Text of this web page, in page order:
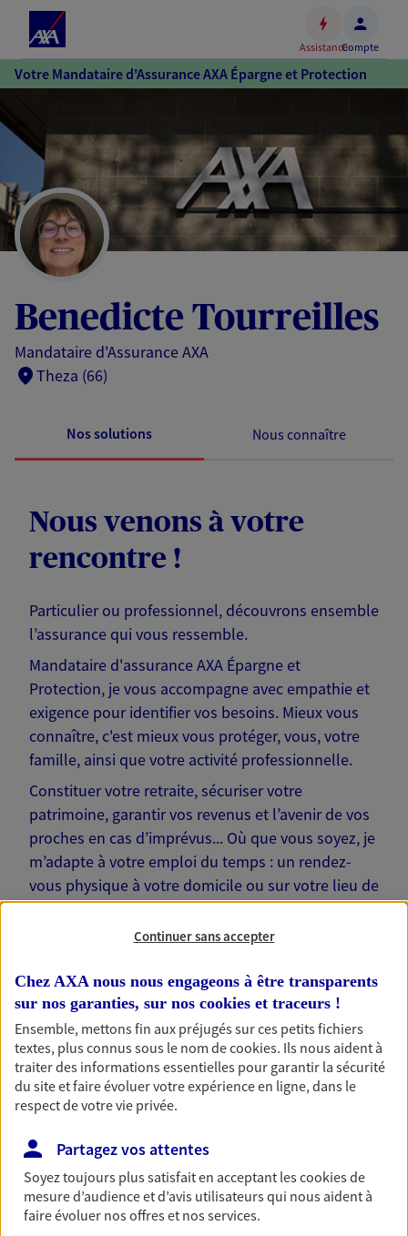
Accéder
au
Accéder
au
pied
de
page
AssistanceCompte
Votre Mandataire d'Assurance AXA Épargne et Protection
Benedicte Tourreilles
Mandataire d'Assurance AXA
Theza (66)
Nos solutions Nous connaître
Nous venons à votre
rencontre !
Particulier ou professionnel, découvrons ensemble
l’assurance qui vous ressemble.
Mandataire d'assurance AXA Épargne et
Protection, je vous accompagne avec empathie et
exigence pour identifier vos besoins. Mieux vous
connaître, c'est mieux vous protéger, vous, votre
famille, ainsi que votre activité professionnelle.
Constituer votre retraite, sécuriser votre
patrimoine, garantir vos revenus et l’avenir de vos
proches en cas d’imprévus... Où que vous soyez, je
m’adapte à votre emploi du temps : un rendez-
vous physique à votre domicile ou sur votre lieu de
travail… Je suis là pour échanger avec vous !
Nos offres phares
Épargne
immobilier, études des enfants ou voyage autour
du monde… Épargnez à votre rythme et
simplement, selon votre profil.
Continuer sans accepter
Chez AXA nous nous engageons à être transparents
sur nos garanties, sur nos cookies et traceurs !
Ensemble, mettons fin aux préjugés sur ces petits fichiers
textes, plus connus sous le nom decookies. Ils nous aident à
traiter des informations essentielles pour garantir la sécurité
du site et faire évoluer votre expérience en ligne, dans le
respect de votre vie privée.
Partagez vos attentes
Soyez toujours plus satisfait en acceptant lescookiesde
mesure d’audience et d’avis utilisateurs qui nous aident à
faire évoluer nos offres et nos services.